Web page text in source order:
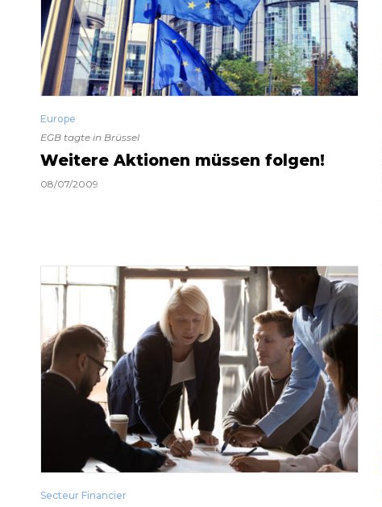
Europe
EGB tagte in Brüssel
Weitere Aktionen müssen folgen!
08/07/2009
Secteur Financier